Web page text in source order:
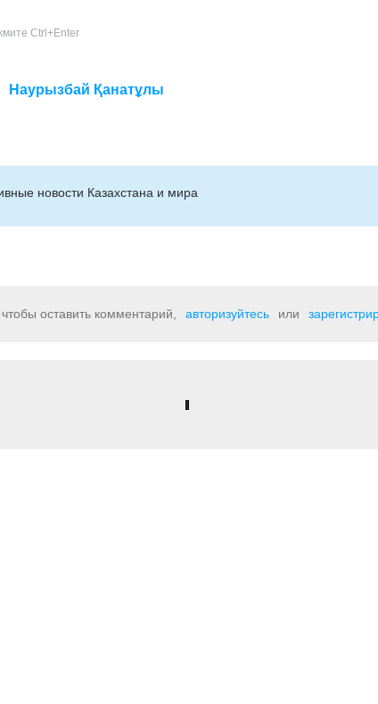
Ctrl+Enter
Наурызбай Қанатұлы
новости Казахстана и мира
оставить комментарий, авторизуйтесь или